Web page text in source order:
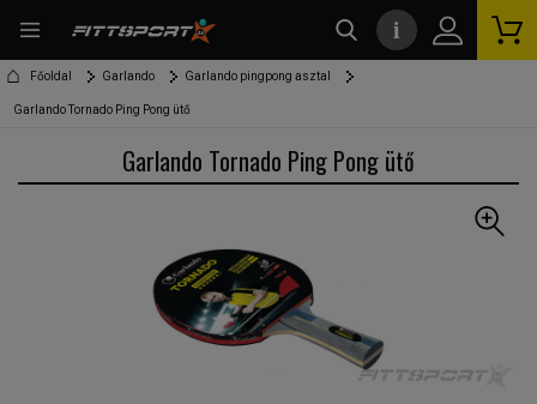
Főoldal Garlando Garlando pingpong asztal
Garlando Tornado Ping Pong ütő
Garlando Tornado Ping Pong ütő
i
kereső